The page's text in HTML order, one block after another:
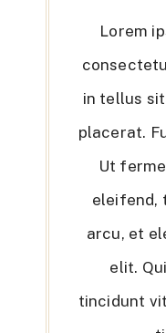
Lorem
in tellus
placerat.
Ut
eleifend,
arcu, et
elit.
tincidunt